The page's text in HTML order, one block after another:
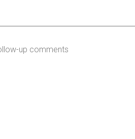
up comments